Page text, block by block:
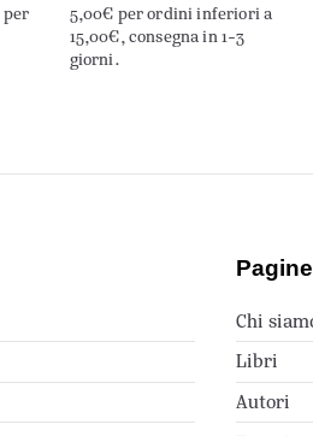
per
5,00€ per ordini inferiori a
15,00€, consegna in 1-3
giorni.
Pagine
Chi
Libri
Autori